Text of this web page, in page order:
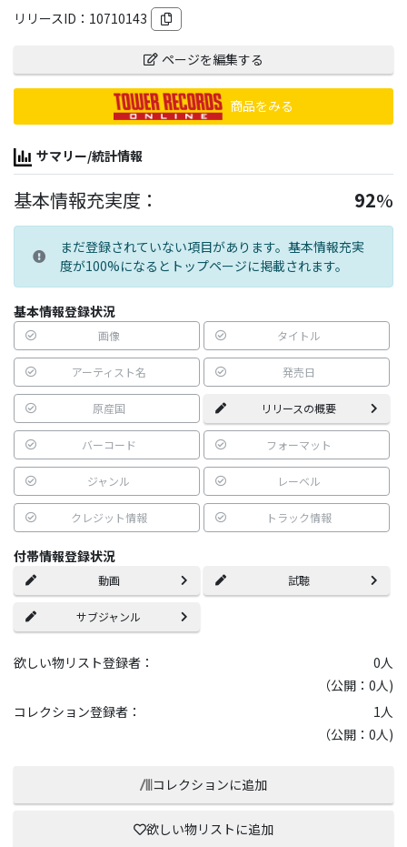
リリースID： 10710143
ページを編集する
商品をみる
サマリー/統計情報
基本情報充実度： 92%
まだ登録されていない項目があります。基本情報充実
度が100%になるとトップページに掲載されます。
基本情報登録状況
画像 タイトル
アーティスト名 発売日
原産国 リリースの概要
バーコード フォーマット
ジャンル レーベル
クレジット情報 トラック情報
付帯情報登録状況
動画 試聴
サブジャンル
欲しい物リスト登録者： 0人
（公開：0人)
コレクション登録者：
1人
（公開：0人)
コレクションに追加
欲しい物リストに追加